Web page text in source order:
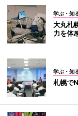
学ぶ・知
大丸札
力を体
学ぶ・知
札幌で